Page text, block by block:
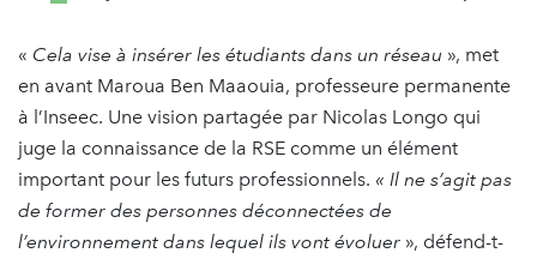
« Cela vise à insérer les étudiants dans un réseau », met
en avant Maroua Ben Maaouia, professeure permanente
à l’Inseec. Une vision partagée par Nicolas Longo qui
juge la connaissance de la RSE comme un élément
important pour les futurs professionnels. « Il ne s’agit pas
de former des personnes déconnectées de
l’environnement dans lequel ils vont évoluer », défend-t-